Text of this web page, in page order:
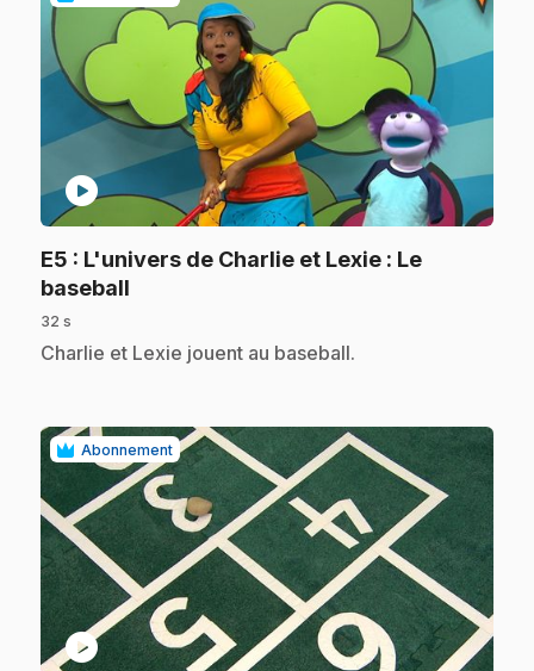
play_circle
E5 : L'univers de Charlie et Lexie : Le
baseball
32 s
.Charlie et Lexie jouent au baseball.
Abonnement
play_circle